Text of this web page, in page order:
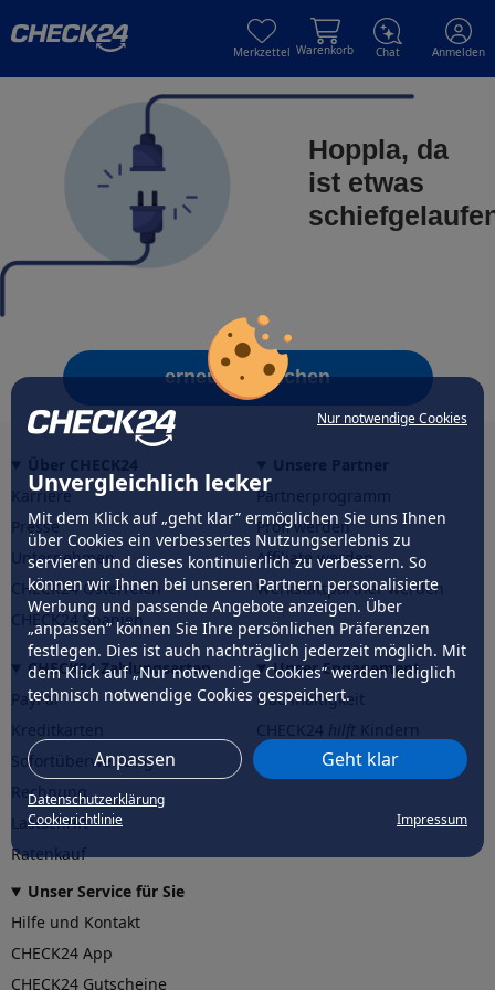
Nur notwendige Cookies
Unvergleichlich lecker
Mit dem Klick auf „geht klar” ermöglichen Sie uns Ihnen
über Cookies ein verbessertes Nutzungserlebnis zu
servieren und dieses kontinuierlich zu verbessern. So
können wir Ihnen bei unseren Partnern personalisierte
Werbung und passende Angebote anzeigen. Über
„anpassen” können Sie Ihre persönlichen Präferenzen
festlegen. Dies ist auch nachträglich jederzeit möglich. Mit
dem Klick auf „Nur notwendige Cookies” werden lediglich
technisch notwendige Cookies gespeichert.
Anpassen Geht klar
Datenschutzerklärung
Cookierichtlinie
Impressum
Merkzettel Warenkorb Chat Anmelden
Hoppla, da
ist etwas
erneut versuchen
Karriere
Presse
Unternehmen
CHECK24 Österreich
CHECK24 Spanien
Partnerprogramm
Profi werden
Affiliate werden
Werkstattpartner werden
CHECK24 Zahlungsarten
PayPal
Sofortüberweisung
Rechnung
Lastschrift
Ratenkauf
Unser Engagement
Nachhaltigkeit
CHECK24hilftder Natur
Unser Service für Sie
Hilfe und Kontakt
CHECK24 App
CHECK24 Gutscheine